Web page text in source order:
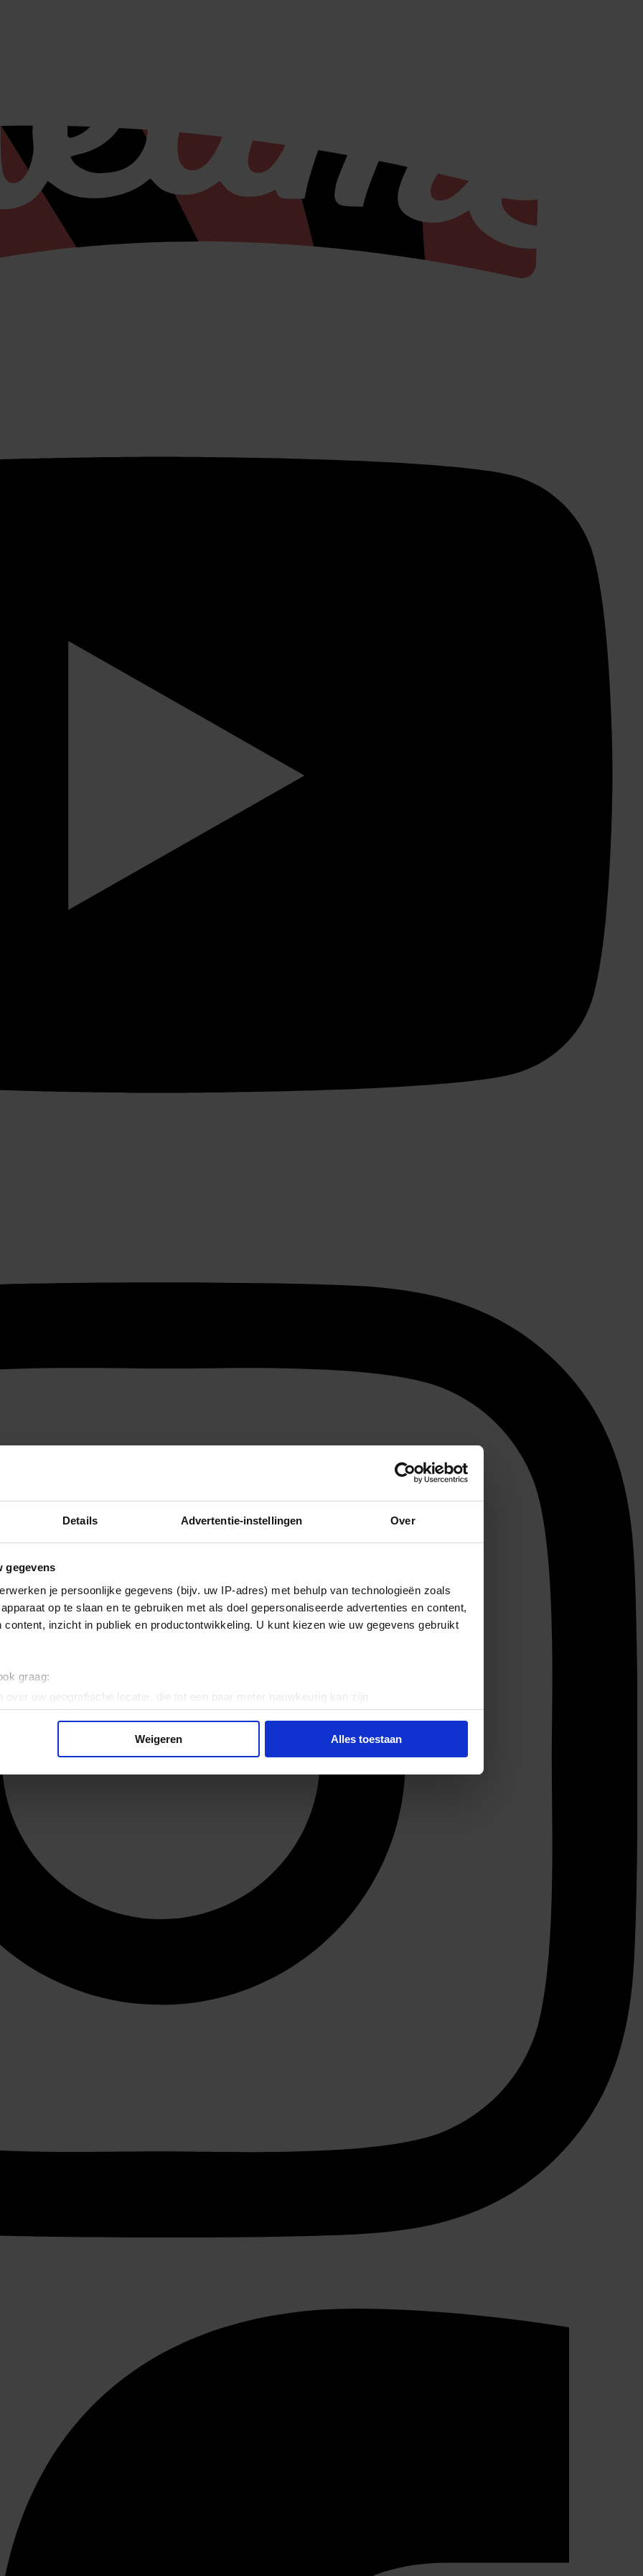
Details Advertentie-instellingen Over
gegevens
je persoonlijke gegevens (bijv. uw IP-adres) met behulp van technologieën zoals
op te slaan en te gebruiken met als doel gepersonaliseerde advertenties en content,
content, inzicht in publiek en productontwikkeling. U kunt kiezen wie uw gegevens gebruikt
graag:
over uw geografische locatie, die tot een paar meter nauwkeurig kan zijn
door het actief te scannen op specifieke eigenschappen (fingerprinting)
gegevens worden verwerkt en stel uw voorkeuren in het
detailgedeelte
en advertenties te personaliseren, om functies voor social media te bieden en om ons
Ook delen we informatie over uw gebruik van onze site met onze partners voor social
Deze partners kunnen deze gegevens combineren met andere informatie die u aan ze heeft
op basis van uw gebruik van hun services.
Weigeren Alles toestaan